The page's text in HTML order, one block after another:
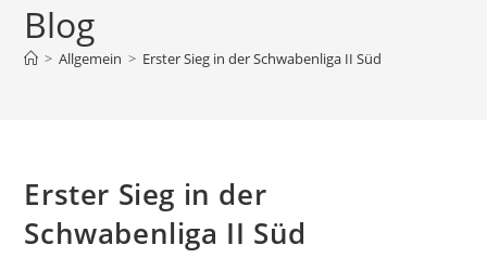
Blog
> Allgemein > Erster Sieg in der Schwabenliga II Süd
Erster Sieg in der
Schwabenliga II Süd